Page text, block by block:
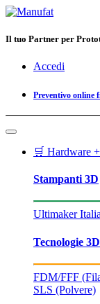
Il tuo Partner per
Accedi
Preventivo online
🛒 Hardware
Stampanti 3D
Ultimaker Italia
Tecnologie 3D
FDM/FFF
SLS (Polvere)